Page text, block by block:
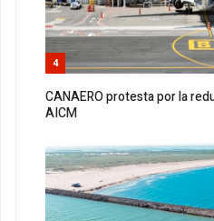
4
CANAERO protesta por la
AICM